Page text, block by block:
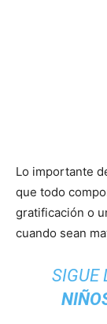
Lo importante
que todo
gratificación o
cuando sean
SIGUE